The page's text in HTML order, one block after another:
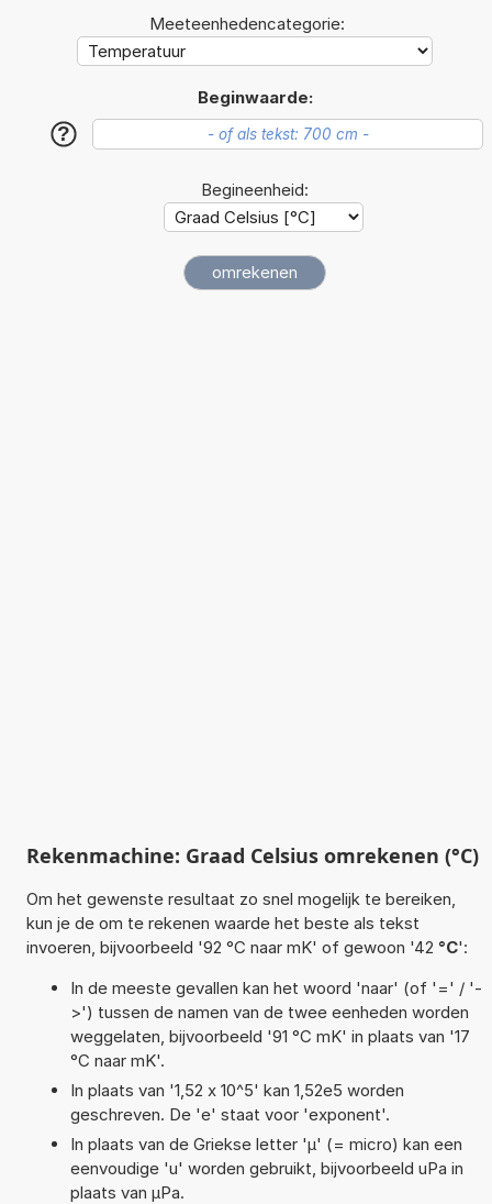
Meeteenhedencategorie:
Beginwaarde:
?
Begineenheid:
Rekenmachine: Graad Celsius omrekenen (°C)
Om het gewenste resultaat zo snel mogelijk te bereiken,
kun je de om te rekenen waarde het beste als tekst
invoeren, bijvoorbeeld '92 °C naar mK' of gewoon '42 °C':
In de meeste gevallen kan het woord 'naar' (of '=' / '-
>') tussen de namen van de twee eenheden worden
weggelaten, bijvoorbeeld '91 °C mK' in plaats van '17
°C naar mK'.
In plaats van '1,52 x 10^5' kan 1,52e5 worden
geschreven. De 'e' staat voor 'exponent'.
In plaats van de Griekse letter 'µ' (= micro) kan een
eenvoudige 'u' worden gebruikt, bijvoorbeeld uPa in
plaats van µPa.